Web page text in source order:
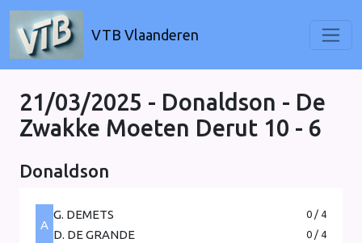
VTB Vlaanderen
21/03/2025 - Donaldson - De
Zwakke Moeten Derut 10 - 6
Donaldson
A
G. DEMETS 0 / 4
D. DE GRANDE 0 / 4